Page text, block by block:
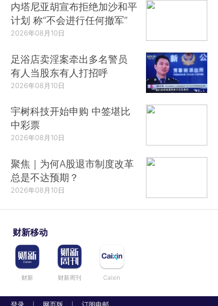
内塔尼亚胡宣布拒绝加沙和平
计划 称“不会进行任何撤军”
2026年08月10日
足浴店卖淫案牵出多名警员
有人当股东有人打招呼
2026年08月10日
宇树科技开始申购 中签堪比
中彩票
2026年08月10日
聚焦｜为何A股退市制度改革
总是不达预期？
2026年08月10日
财新移动
财新 财新周刊 Caixin